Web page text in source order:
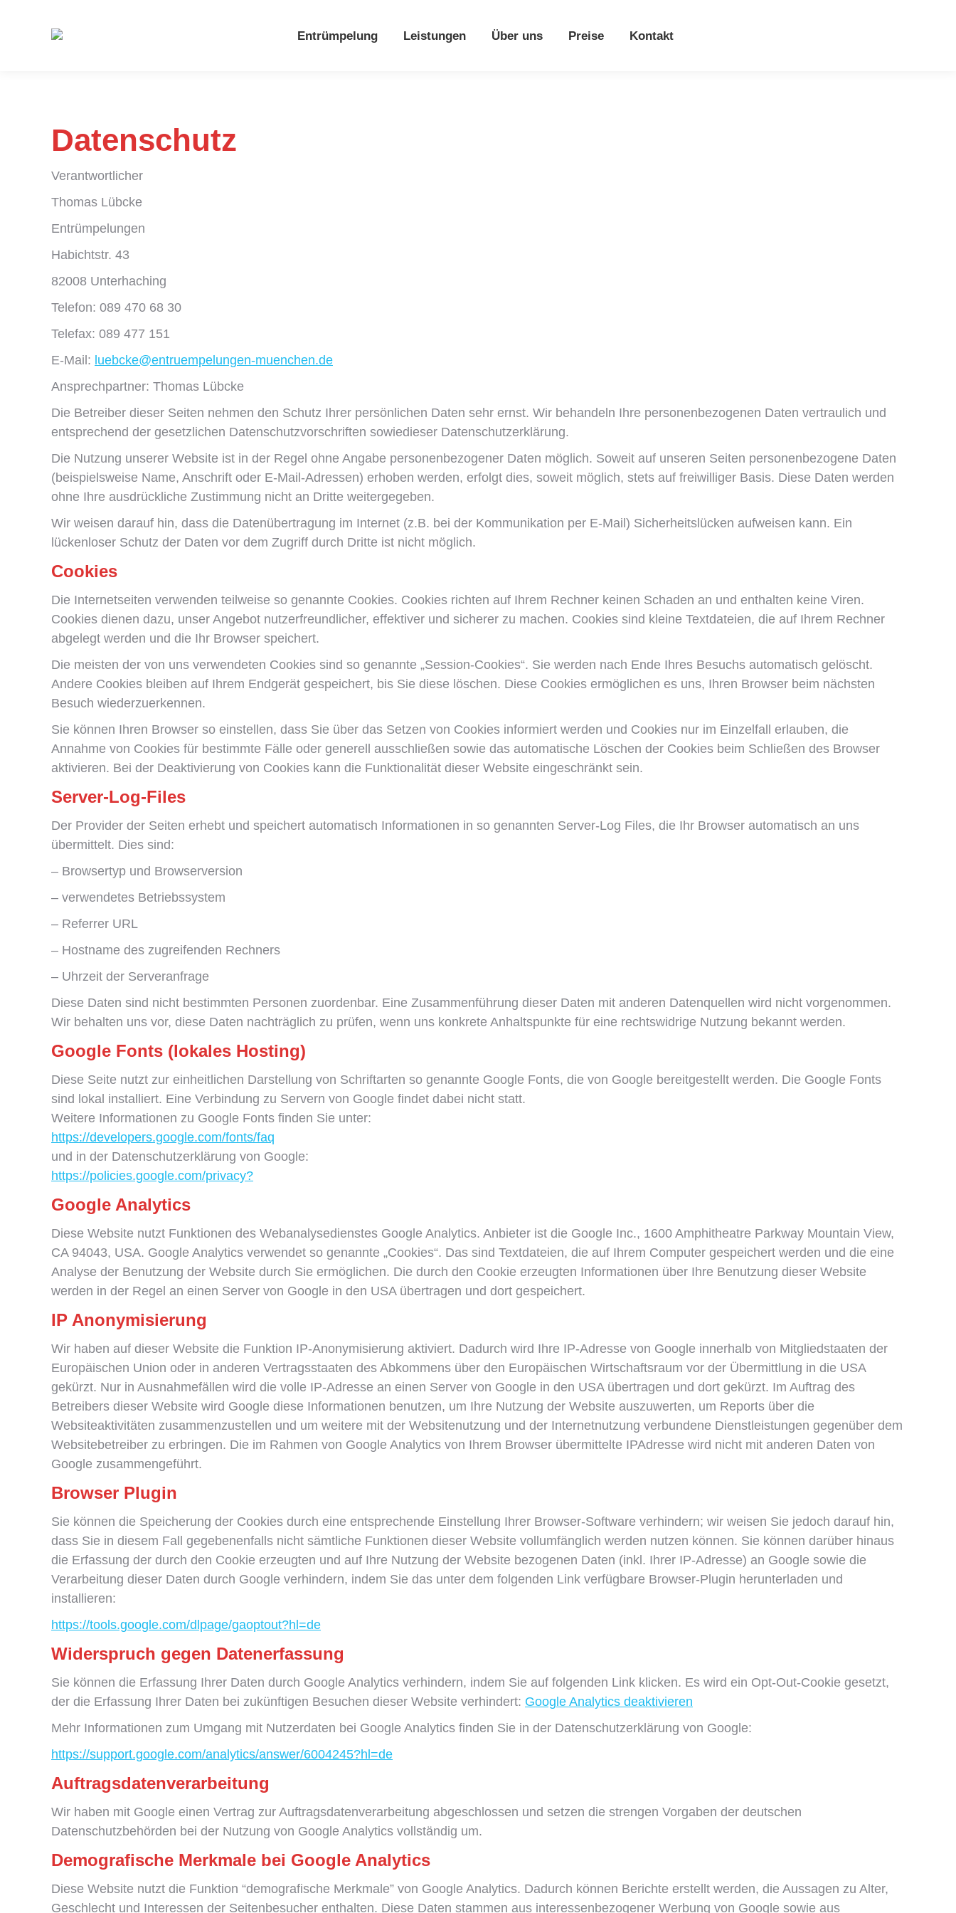
Entrümpelung Leistungen Über uns Preise Kontakt
Datenschutz
Verantwortlicher
Thomas Lübcke
Entrümpelungen
Habichtstr. 43
82008 Unterhaching
Telefon: 089 470 68 30
Telefax: 089 477 151
E-Mail: luebcke@entruempelungen-muenchen.de
Ansprechpartner: Thomas Lübcke
Die Betreiber dieser Seiten nehmen den Schutz Ihrer persönlichen Daten sehr ernst. Wir behandeln Ihre personenbezogenen Daten vertraulich und
entsprechend der gesetzlichen Datenschutzvorschriften sowiedieser Datenschutzerklärung.
Die Nutzung unserer Website ist in der Regel ohne Angabe personenbezogener Daten möglich. Soweit auf unseren Seiten personenbezogene Daten
(beispielsweise Name, Anschrift oder E-Mail-Adressen) erhoben werden, erfolgt dies, soweit möglich, stets auf freiwilliger Basis. Diese Daten werden
ohne Ihre ausdrückliche Zustimmung nicht an Dritte weitergegeben.
Wir weisen darauf hin, dass die Datenübertragung im Internet (z.B. bei der Kommunikation per E-Mail) Sicherheitslücken aufweisen kann. Ein
lückenloser Schutz der Daten vor dem Zugriff durch Dritte ist nicht möglich.
Cookies
Die Internetseiten verwenden teilweise so genannte Cookies. Cookies richten auf Ihrem Rechner keinen Schaden an und enthalten keine Viren.
Cookies dienen dazu, unser Angebot nutzerfreundlicher, effektiver und sicherer zu machen. Cookies sind kleine Textdateien, die auf Ihrem Rechner
abgelegt werden und die Ihr Browser speichert.
Die meisten der von uns verwendeten Cookies sind so genannte „Session-Cookies“. Sie werden nach Ende Ihres Besuchs automatisch gelöscht.
Andere Cookies bleiben auf Ihrem Endgerät gespeichert, bis Sie diese löschen. Diese Cookies ermöglichen es uns, Ihren Browser beim nächsten
Besuch wiederzuerkennen.
Sie können Ihren Browser so einstellen, dass Sie über das Setzen von Cookies informiert werden und Cookies nur im Einzelfall erlauben, die
Annahme von Cookies für bestimmte Fälle oder generell ausschließen sowie das automatische Löschen der Cookies beim Schließen des Browser
aktivieren. Bei der Deaktivierung von Cookies kann die Funktionalität dieser Website eingeschränkt sein.
Server-Log-Files
Der Provider der Seiten erhebt und speichert automatisch Informationen in so genannten Server-Log Files, die Ihr Browser automatisch an uns
übermittelt. Dies sind:
– Browsertyp und Browserversion
– verwendetes Betriebssystem
– Referrer URL
– Hostname des zugreifenden Rechners
– Uhrzeit der Serveranfrage
Diese Daten sind nicht bestimmten Personen zuordenbar. Eine Zusammenführung dieser Daten mit anderen Datenquellen wird nicht vorgenommen.
Wir behalten uns vor, diese Daten nachträglich zu prüfen, wenn uns konkrete Anhaltspunkte für eine rechtswidrige Nutzung bekannt werden.
Google Fonts (lokales Hosting)
Diese Seite nutzt zur einheitlichen Darstellung von Schriftarten so genannte Google Fonts, die von Google bereitgestellt werden. Die Google Fonts
sind lokal installiert. Eine Verbindung zu Servern von Google findet dabei nicht statt.
Weitere Informationen zu Google Fonts finden Sie unter:
https://developers.google.com/fonts/faq
und in der Datenschutzerklärung von Google:
https://policies.google.com/privacy?
Google Analytics
Diese Website nutzt Funktionen des Webanalysedienstes Google Analytics. Anbieter ist die Google Inc., 1600 Amphitheatre Parkway Mountain View,
CA 94043, USA. Google Analytics verwendet so genannte „Cookies“. Das sind Textdateien, die auf Ihrem Computer gespeichert werden und die eine
Analyse der Benutzung der Website durch Sie ermöglichen. Die durch den Cookie erzeugten Informationen über Ihre Benutzung dieser Website
werden in der Regel an einen Server von Google in den USA übertragen und dort gespeichert.
IP Anonymisierung
Wir haben auf dieser Website die Funktion IP-Anonymisierung aktiviert. Dadurch wird Ihre IP-Adresse von Google innerhalb von Mitgliedstaaten der
Europäischen Union oder in anderen Vertragsstaaten des Abkommens über den Europäischen Wirtschaftsraum vor der Übermittlung in die USA
gekürzt. Nur in Ausnahmefällen wird die volle IP-Adresse an einen Server von Google in den USA übertragen und dort gekürzt. Im Auftrag des
Betreibers dieser Website wird Google diese Informationen benutzen, um Ihre Nutzung der Website auszuwerten, um Reports über die
Websiteaktivitäten zusammenzustellen und um weitere mit der Websitenutzung und der Internetnutzung verbundene Dienstleistungen gegenüber dem
Websitebetreiber zu erbringen. Die im Rahmen von Google Analytics von Ihrem Browser übermittelte IPAdresse wird nicht mit anderen Daten von
Google zusammengeführt.
Browser Plugin
Sie können die Speicherung der Cookies durch eine entsprechende Einstellung Ihrer Browser-Software verhindern; wir weisen Sie jedoch darauf hin,
dass Sie in diesem Fall gegebenenfalls nicht sämtliche Funktionen dieser Website vollumfänglich werden nutzen können. Sie können darüber hinaus
die Erfassung der durch den Cookie erzeugten und auf Ihre Nutzung der Website bezogenen Daten (inkl. Ihrer IP-Adresse) an Google sowie die
Verarbeitung dieser Daten durch Google verhindern, indem Sie das unter dem folgenden Link verfügbare Browser-Plugin herunterladen und
installieren:
https://tools.google.com/dlpage/gaoptout?hl=de
Widerspruch gegen Datenerfassung
Sie können die Erfassung Ihrer Daten durch Google Analytics verhindern, indem Sie auf folgenden Link klicken. Es wird ein Opt-Out-Cookie gesetzt,
der die Erfassung Ihrer Daten bei zukünftigen Besuchen dieser Website verhindert: Google Analytics deaktivieren
Mehr Informationen zum Umgang mit Nutzerdaten bei Google Analytics finden Sie in der Datenschutzerklärung von Google:
https://support.google.com/analytics/answer/6004245?hl=de
Auftragsdatenverarbeitung
Wir haben mit Google einen Vertrag zur Auftragsdatenverarbeitung abgeschlossen und setzen die strengen Vorgaben der deutschen
Datenschutzbehörden bei der Nutzung von Google Analytics vollständig um.
Demografische Merkmale bei Google Analytics
Diese Website nutzt die Funktion “demografische Merkmale” von Google Analytics. Dadurch können Berichte erstellt werden, die Aussagen zu Alter,
Geschlecht und Interessen der Seitenbesucher enthalten. Diese Daten stammen aus interessenbezogener Werbung von Google sowie aus